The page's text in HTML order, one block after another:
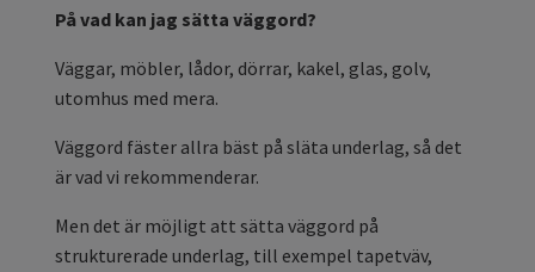
På vad kan jag sätta väggord?
Väggar, möbler, lådor, dörrar, kakel, glas, golv,
utomhus med mera.
Väggord fäster allra bäst på släta underlag, så det
är vad vi rekommenderar.
Men det är möjligt att sätta väggord på
strukturerade underlag, till exempel tapetväv,